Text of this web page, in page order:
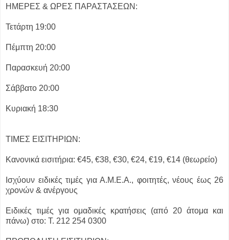
ΗΜΕΡΕΣ & ΩΡΕΣ ΠΑΡΑΣΤΑΣΕΩΝ:
Τετάρτη 19:00
Πέμπτη 20:00
Παρασκευή 20:00
Σάββατο 20:00
Κυριακή 18:30
ΤΙΜΕΣ ΕΙΣΙΤΗΡΙΩΝ:
Κανονικά εισιτήρια: €45, €38, €30, €24, €19, €14 (θεωρείο)
Ισχύουν ειδικές τιμές για Α.Μ.Ε.Α., φοιτητές, νέους έως 26
χρονών & ανέργους
Ειδικές τιμές για ομαδικές κρατήσεις (από 20 άτομα και
πάνω) στο: Τ. 212 254 0300